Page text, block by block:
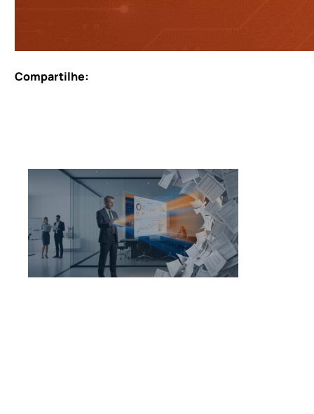
Compartilhe: